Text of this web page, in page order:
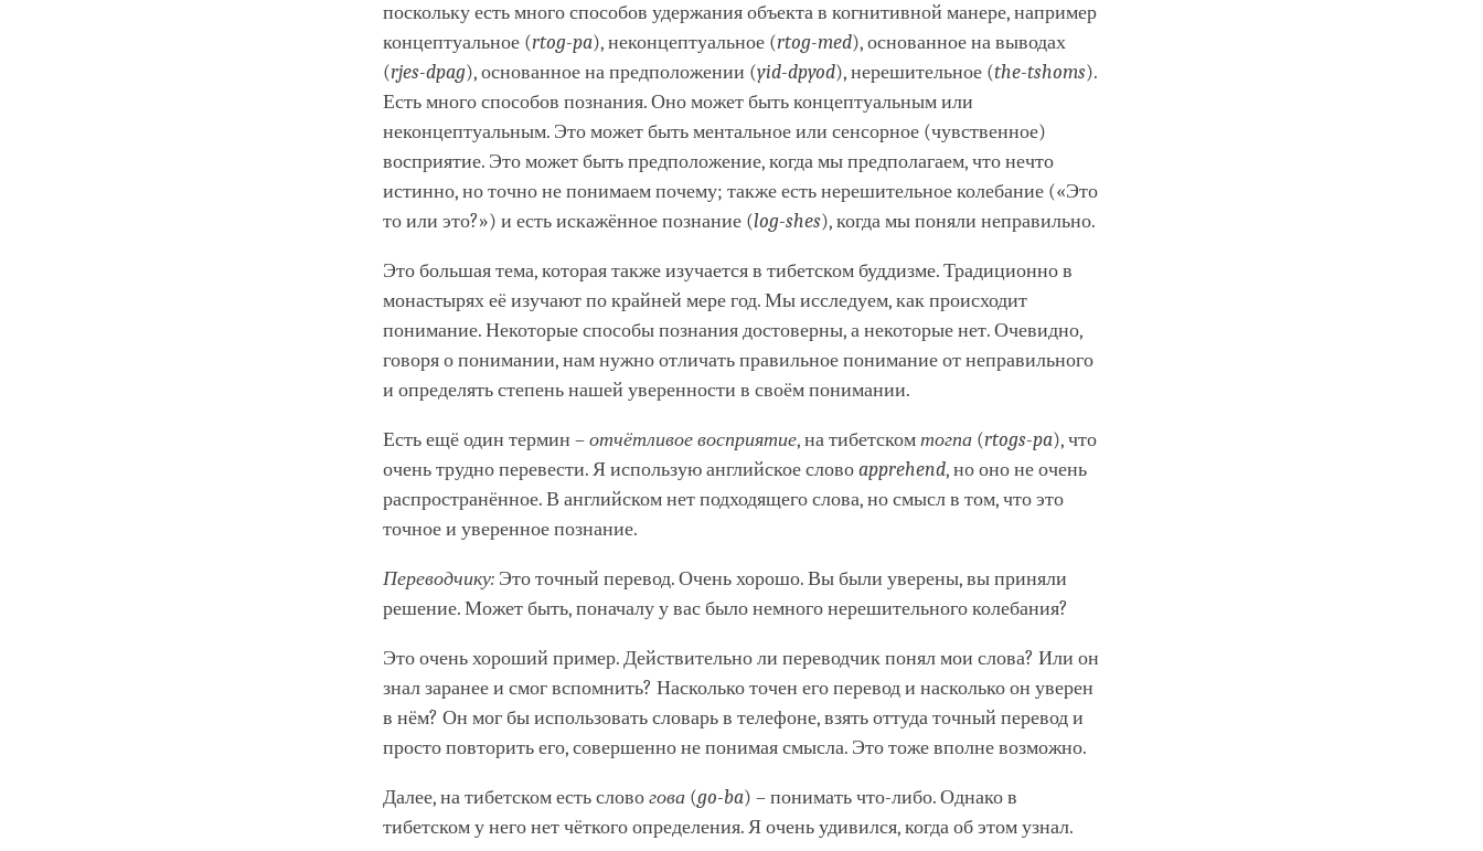
поскольку есть много способов удержания объекта в когнитивной манере, например
концептуальное (rtog-pa), неконцептуальное (rtog-med), основанное на выводах
(rjes-dpag), основанное на предположении (yid-dpyod), нерешительное (the-tshoms).
Есть много способов познания. Оно может быть концептуальным или
неконцептуальным. Это может быть ментальное или сенсорное (чувственное)
восприятие. Это может быть предположение, когда мы предполагаем, что нечто
истинно, но точно не понимаем почему; также есть нерешительное колебание («Это
то или это?») и есть искажённое познание (log-shes), когда мы поняли неправильно.
Это большая тема, которая также изучается в тибетском буддизме. Традиционно в
монастырях её изучают по крайней мере год. Мы исследуем, как происходит
понимание. Некоторые способы познания достоверны, а некоторые нет. Очевидно,
говоря о понимании, нам нужно отличать правильное понимание от неправильного
и определять степень нашей уверенности в своём понимании.
Есть ещё один термин –отчётливое восприятие, на тибетскомтогпа (rtogs-pa), что
очень трудно перевести. Я использую английское словоapprehend, но оно не очень
распространённое. В английском нет подходящего слова, но смысл в том, что это
точное и уверенное познание.
Переводчику: Это точный перевод. Очень хорошо. Вы были уверены, вы приняли
решение. Может быть, поначалу у вас было немного нерешительного колебания?
Это очень хороший пример. Действительно ли переводчик понял мои слова? Или он
знал заранее и смог вспомнить? Насколько точен его перевод и насколько он уверен
в нём? Он мог бы использовать словарь в телефоне, взять оттуда точный перевод и
просто повторить его, совершенно не понимая смысла. Это тоже вполне возможно.
Далее, на тибетском есть словогова (go-ba) – понимать что-либо. Однако в
тибетском у него нет чёткого определения. Я очень удивился, когда об этом узнал.